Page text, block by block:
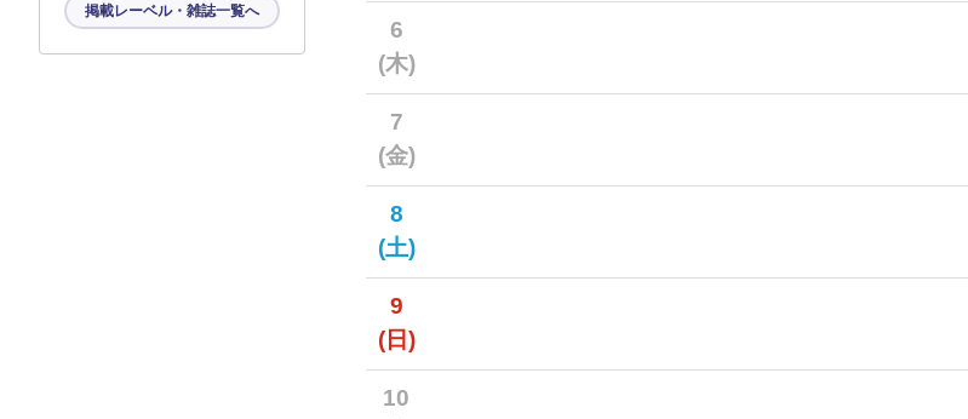
6
(木)
7
(金)
8
(土)
9
(日)
10
掲載レーベル・雑誌一覧へ